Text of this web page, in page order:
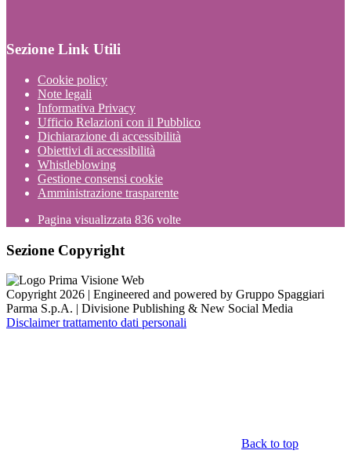
Sezione Link Utili
Cookie policy
Note legali
Informativa Privacy
Ufficio Relazioni con il Pubblico
Dichiarazione di accessibilità
Obiettivi di accessibilità
Whistleblowing
Gestione consensi cookie
Amministrazione trasparente
Pagina visualizzata 836 volte
Sezione Copyright
Copyright 2026 | Engineered and powered by Gruppo Spaggiari
Parma S.p.A. | Divisione Publishing & New Social Media
Disclaimer trattamento dati personali
Back to top